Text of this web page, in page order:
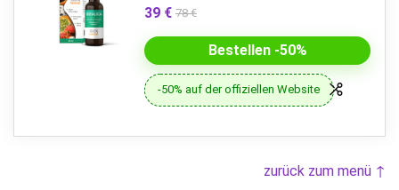
39 € 78 €
Bestellen -50%
-50% auf der offiziellen Website
zurück zum menü ↑